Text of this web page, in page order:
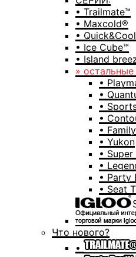
• Trailmate™
• Maxcold®
•
• Ice Cube™
• Island
»
•
•
•
•
• Family
• Yukon
•
•
• Party
• Seat
Что нового?
•